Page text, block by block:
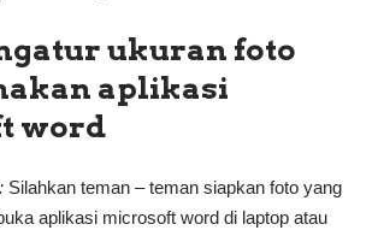
ukuran foto
aplikasi
word
Silahkan teman – teman siapkan foto yang
aplikasi microsoft word di laptop atau